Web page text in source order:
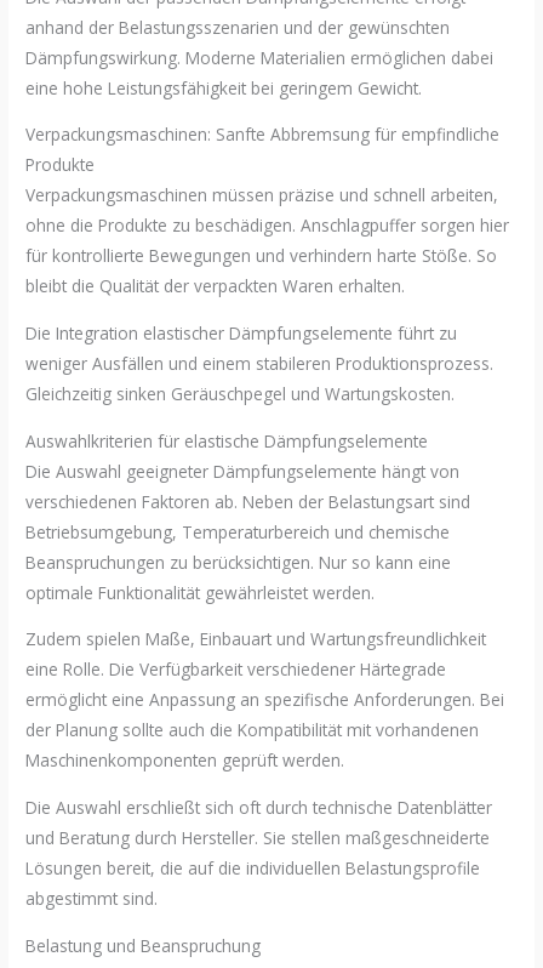
anhand der Belastungsszenarien und der gewünschten
Dämpfungswirkung. Moderne Materialien ermöglichen dabei
eine hohe Leistungsfähigkeit bei geringem Gewicht.
Verpackungsmaschinen: Sanfte Abbremsung für empfindliche
Produkte
Verpackungsmaschinen müssen präzise und schnell arbeiten,
ohne die Produkte zu beschädigen. Anschlagpuffer sorgen hier
für kontrollierte Bewegungen und verhindern harte Stöße. So
bleibt die Qualität der verpackten Waren erhalten.
Die Integration elastischer Dämpfungselemente führt zu
weniger Ausfällen und einem stabileren Produktionsprozess.
Gleichzeitig sinken Geräuschpegel und Wartungskosten.
Auswahlkriterien für elastische Dämpfungselemente
Die Auswahl geeigneter Dämpfungselemente hängt von
verschiedenen Faktoren ab. Neben der Belastungsart sind
Betriebsumgebung, Temperaturbereich und chemische
Beanspruchungen zu berücksichtigen. Nur so kann eine
optimale Funktionalität gewährleistet werden.
Zudem spielen Maße, Einbauart und Wartungsfreundlichkeit
eine Rolle. Die Verfügbarkeit verschiedener Härtegrade
ermöglicht eine Anpassung an spezifische Anforderungen. Bei
der Planung sollte auch die Kompatibilität mit vorhandenen
Maschinenkomponenten geprüft werden.
Die Auswahl erschließt sich oft durch technische Datenblätter
und Beratung durch Hersteller. Sie stellen maßgeschneiderte
Lösungen bereit, die auf die individuellen Belastungsprofile
abgestimmt sind.
Belastung und Beanspruchung